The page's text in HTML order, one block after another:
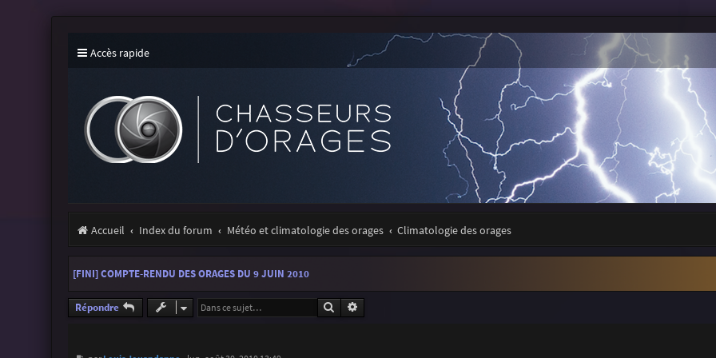
Accès rapide
Accueil Index du forum Météo et climatologie des orages Climatologie des orages
[FINI] COMPTE-RENDU DES ORAGES DU 9 JUIN 2010
Répondre Rechercher